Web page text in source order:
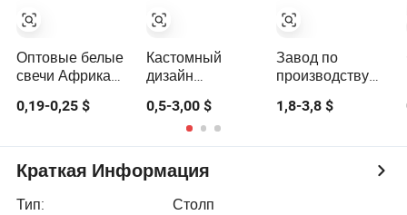
Оптовые белые
свечи Африка
декоративные
для дома
0,19-0,25 $
свеча, оптовая
продажа, OEM,
ODM
Кастомный
дизайн
керамической
чаши с
ароматической
свечой,
столбиковой
свечой,
светодиодной
0,5-3,00 $
продажа белых
свечей
Завод по
производству
свечей с
ароматом на
основе по цене
1,8-3,8 $
Краткая Информация
Тип:
Столп